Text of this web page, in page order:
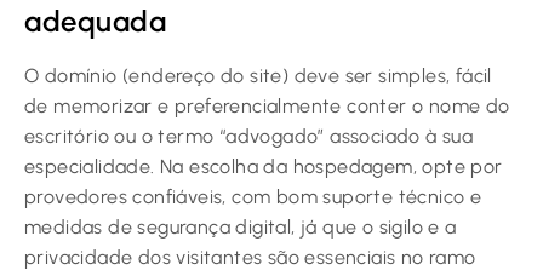
adequada
O domínio (endereço do site) deve ser simples, fácil
de memorizar e preferencialmente conter o nome do
escritório ou o termo “advogado” associado à sua
especialidade. Na escolha da hospedagem, opte por
provedores confiáveis, com bom suporte técnico e
medidas de segurança digital, já que o sigilo e a
privacidade dos visitantes são essenciais no ramo